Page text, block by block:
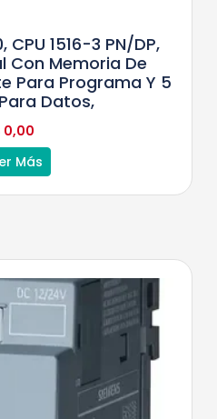
CPU 1516-3 PN/DP,
Con Memoria De
Para Programa Y 5
Datos,
0,00
Más